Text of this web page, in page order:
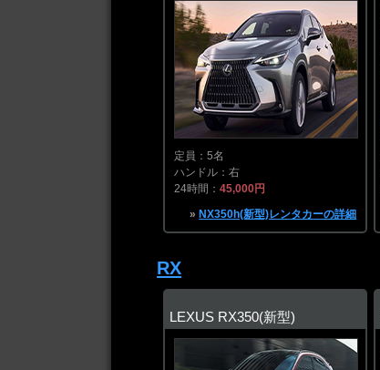
定員：5名
ハンドル：右
24時間：45,000円
» NX350h(新型)レンタカーの詳細
RX
LEXUS RX350(新型)